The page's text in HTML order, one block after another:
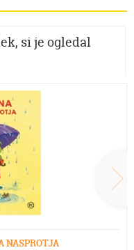
si je ogledal
NASPROTJA